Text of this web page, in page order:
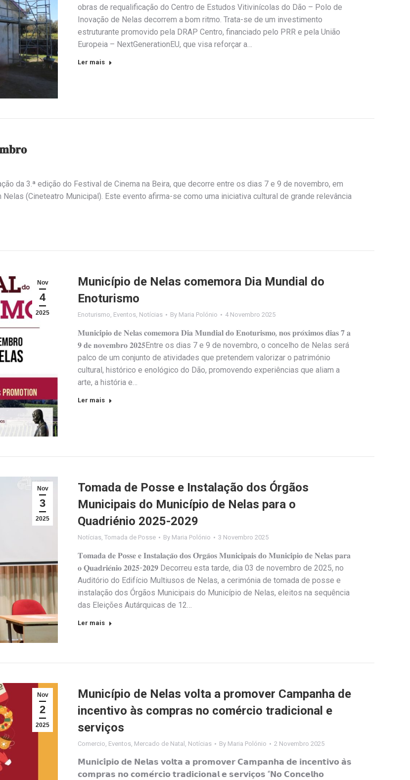
obras de requalificação do Centro de Estudos Vitivinícolas do Dão – Polo de
Inovação de Nelas decorrem a bom ritmo. Trata-se de um investimento
estruturante promovido pela DRAP Centro, financiado pelo PRR e pela União
Europeia – NextGenerationEU, que visa reforçar a…
Ler mais
da 3.ª edição do Festival de Cinema na Beira, que decorre entre os dias 7 e 9 de novembro, em
(Cineteatro Municipal). Este evento afirma-se como uma iniciativa cultural de grande relevância
Nov
4
2025
Município de Nelas comemora Dia Mundial do
Enoturismo
Enoturismo, Eventos, Notícias By Maria Polónio 4 Novembro 2025
𝐌𝐮𝐧𝐢𝐜𝐢́𝐩𝐢𝐨 𝐝𝐞 𝐍𝐞𝐥𝐚𝐬 𝐜𝐨𝐦𝐞𝐦𝐨𝐫𝐚 𝐃𝐢𝐚 𝐌𝐮𝐧𝐝𝐢𝐚𝐥 𝐝𝐨 𝐄𝐧𝐨𝐭𝐮𝐫𝐢𝐬𝐦𝐨, 𝐧𝐨𝐬 𝐩𝐫𝐨́𝐱𝐢𝐦𝐨𝐬 𝐝𝐢𝐚𝐬 𝟕 𝐚
𝟗 𝐝𝐞 𝐧𝐨𝐯𝐞𝐦𝐛𝐫𝐨 𝟐𝟎𝟐𝟓Entre os dias 7 e 9 de novembro, o concelho de Nelas será
palco de um conjunto de atividades que pretendem valorizar o património
cultural, histórico e enológico do Dão, promovendo experiências que aliam a
arte, a história e…
Ler mais
Nov
3
2025
Tomada de Posse e Instalação dos Órgãos
Municipais do Município de Nelas para o
Quadriénio 2025-2029
Notícias, Tomada de Posse By Maria Polónio 3 Novembro 2025
𝐓𝐨𝐦𝐚𝐝𝐚 𝐝𝐞 𝐏𝐨𝐬𝐬𝐞 𝐞 𝐈𝐧𝐬𝐭𝐚𝐥𝐚𝐜̧𝐚̃𝐨 𝐝𝐨𝐬 𝐎́𝐫𝐠𝐚̃𝐨𝐬 𝐌𝐮𝐧𝐢𝐜𝐢𝐩𝐚𝐢𝐬 𝐝𝐨 𝐌𝐮𝐧𝐢𝐜𝐢́𝐩𝐢𝐨 𝐝𝐞 𝐍𝐞𝐥𝐚𝐬 𝐩𝐚𝐫𝐚
𝐨 𝐐𝐮𝐚𝐝𝐫𝐢𝐞́𝐧𝐢𝐨 𝟐𝟎𝟐𝟓-𝟐𝟎𝟐𝟗 Decorreu esta tarde, dia 03 de novembro de 2025, no
Auditório do Edifício Multiusos de Nelas, a cerimónia de tomada de posse e
instalação dos Órgãos Municipais do Município de Nelas, eleitos na sequência
das Eleições Autárquicas de 12…
Ler mais
Nov
2
2025
Município de Nelas volta a promover Campanha de
incentivo às compras no comércio tradicional e
serviços
Comercio Eventos Mercado de Natal Notícias By Maria Polónio 2 Novembro 2025
𝗠𝘂𝗻𝗶𝗰𝗶́𝗽𝗶𝗼 𝗱𝗲 𝗡𝗲𝗹𝗮𝘀 𝘃𝗼𝗹𝘁𝗮 𝗮 𝗽𝗿𝗼𝗺𝗼𝘃𝗲𝗿 𝗖𝗮𝗺𝗽𝗮𝗻𝗵𝗮 𝗱𝗲 𝗶𝗻𝗰𝗲𝗻𝘁𝗶𝘃𝗼 𝗮̀𝘀
𝗰𝗼𝗺𝗽𝗿𝗮𝘀 𝗻𝗼 𝗰𝗼𝗺𝗲́𝗿𝗰𝗶𝗼 𝘁𝗿𝗮𝗱𝗶𝗰𝗶𝗼𝗻𝗮𝗹 𝗲 𝘀𝗲𝗿𝘃𝗶𝗰̧𝗼𝘀 “𝗡𝗼 𝗖𝗼𝗻𝗰𝗲𝗹𝗵𝗼